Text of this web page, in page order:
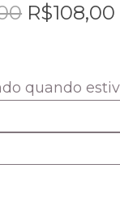
preço
R$108,00
quando